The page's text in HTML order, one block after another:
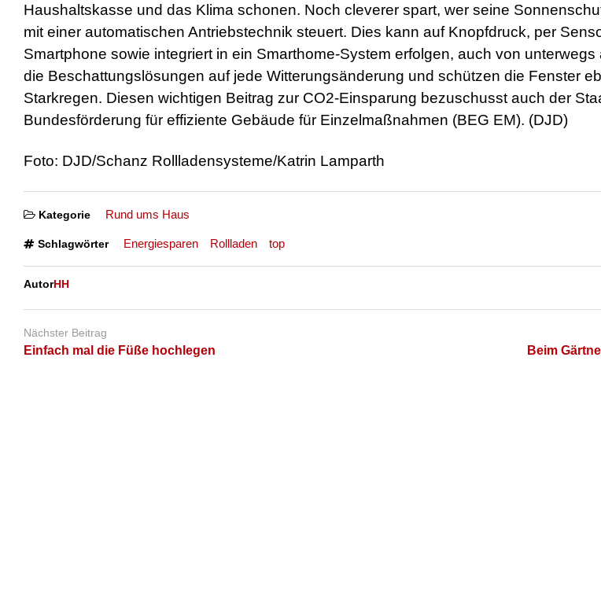
Haushaltskasse und das Klima schonen. Noch cleverer spart, wer seine
mit einer automatischen Antriebstechnik steuert. Dies kann auf Knopfdruck, per
Smartphone sowie integriert in ein Smarthome-System erfolgen, auch von
die Beschattungslösungen auf jede Witterungsänderung und schützen die Fenster
Starkregen. Diesen wichtigen Beitrag zur CO2-Einsparung bezuschusst auch der
Bundesförderung für effiziente Gebäude für Einzelmaßnahmen (BEG EM). (DJD)
Foto: DJD/Schanz Rollladensysteme/Katrin Lamparth
Kategorie Rund ums Haus
Schlagwörter Energiesparen Rollladen top
AutorHH
Nächster Beitrag
Einfach mal die Füße hochlegen Beim